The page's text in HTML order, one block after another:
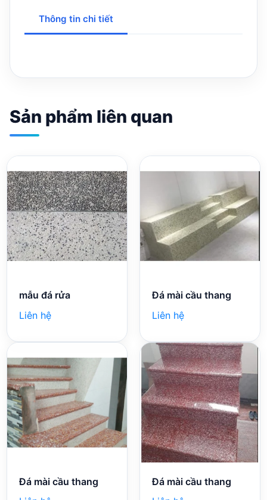
Thông tin chi tiết
Sản phẩm liên quan
mẫu đá rửa
Liên hệ
Đá mài cầu thang
Liên hệ
Đá mài cầu thang
Đá mài cầu thang